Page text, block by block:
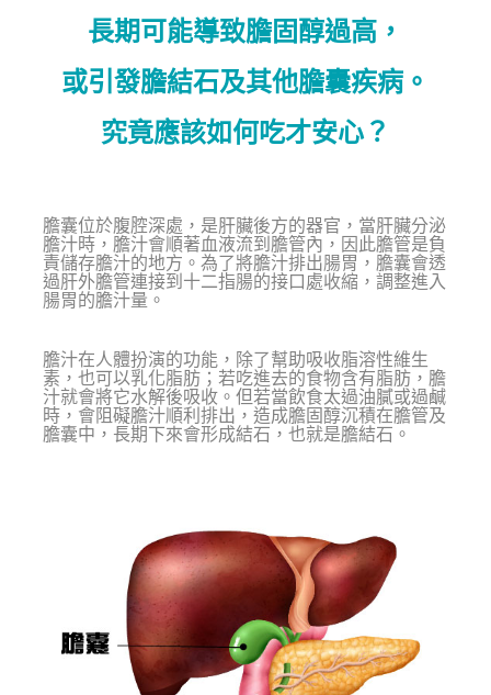
長期可能導致膽固醇過高，
或引發膽結石及其他膽囊疾病。
究竟應該如何吃才安心？
膽囊位於腹腔深處，是肝臟後方的器官，當肝臟分泌
膽汁時，膽汁會順著血液流到膽管內，因此膽管是負
責儲存膽汁的地方。為了將膽汁排出腸胃，膽囊會透
過肝外膽管連接到十二指腸的接口處收縮，調整進入
腸胃的膽汁量。
膽汁在人體扮演的功能，除了幫助吸收脂溶性維生
素，也可以乳化脂肪；若吃進去的食物含有脂肪，膽
汁就會將它水解後吸收。但若當飲食太過油膩或過鹹
時，會阻礙膽汁順利排出，造成膽固醇沉積在膽管及
膽囊中，長期下來會形成結石，也就是膽結石。